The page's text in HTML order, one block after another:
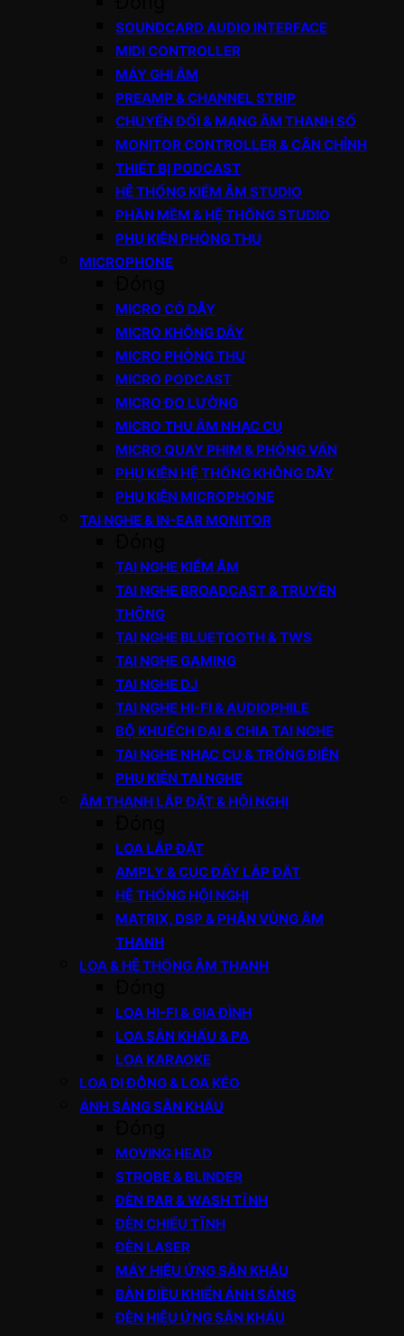
SOUNDCARD AUDIO INTERFACE
MIDI CONTROLLER
MÁY GHI ÂM
PREAMP & CHANNEL STRIP
CHUYỂN ĐỔI & MẠNG ÂM THANH SỐ
MONITOR CONTROLLER & CÂN CHỈNH
THIẾT BỊ PODCAST
HỆ THỐNG KIỂM ÂM STUDIO
PHẦN MỀM & HỆ THỐNG STUDIO
PHỤ KIỆN PHÒNG THU
MICROPHONE
MICRO CÓ DÂY
MICRO KHÔNG DÂY
MICRO PHÒNG THU
MICRO PODCAST
MICRO ĐO LƯỜNG
MICRO THU ÂM NHẠC CỤ
MICRO QUAY PHIM & PHỎNG VẤN
PHỤ KIỆN HỆ THỐNG KHÔNG DÂY
PHỤ KIỆN MICROPHONE
TAI NGHE & IN-EAR MONITOR
TAI NGHE KIỂM ÂM
TAI NGHE BROADCAST & TRUYỀN
THÔNG
TAI NGHE BLUETOOTH & TWS
TAI NGHE GAMING
TAI NGHE DJ
TAI NGHE HI-FI & AUDIOPHILE
BỘ KHUẾCH ĐẠI & CHIA TAI NGHE
TAI NGHE NHẠC CỤ & TRỐNG ĐIỆN
PHỤ KIỆN TAI NGHE
ÂM THANH LẮP ĐẶT & HỘI NGHỊ
LOA LẮP ĐẶT
AMPLY & CỤC ĐẨY LẮP ĐẶT
HỆ THỐNG HỘI NGHỊ
MATRIX, DSP & PHÂN VÙNG ÂM
THANH
LOA & HỆ THỐNG ÂM THANH
LOA HI-FI & GIA ĐÌNH
LOA SÂN KHẤU & PA
LOA KARAOKE
LOA DI ĐỘNG & LOA KÉO
ÁNH SÁNG SÂN KHẤU
MOVING HEAD
STROBE & BLINDER
ĐÈN PAR & WASH TĨNH
ĐÈN CHIẾU TĨNH
ĐÈN LASER
MÁY HIỆU ỨNG SÂN KHẤU
BÀN ĐIỀU KHIỂN ÁNH SÁNG
ĐÈN HIỆU ỨNG SÂN KHẤU